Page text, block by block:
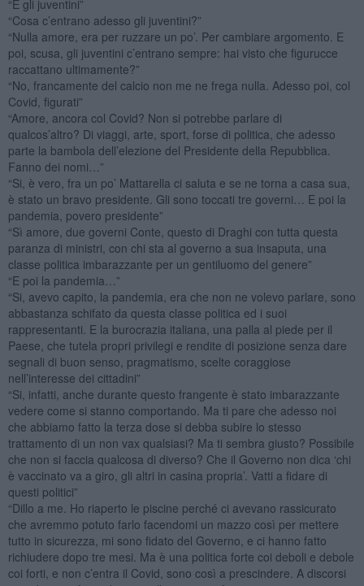
“E gli juventini”
“Cosa c’entrano adesso gli juventini?”
“Nulla amore, era per ruzzare un po’. Per cambiare argomento. E
poi, scusa, gli juventini c’entrano sempre: hai visto che figurucce
raccattano ultimamente?”
“No, francamente del calcio non me ne frega nulla. Adesso poi, col
Covid, figurati”
“Amore, ancora col Covid? Non si potrebbe parlare di
qualcos’altro? Di viaggi, arte, sport, forse di politica, che adesso
parte la bambola dell’elezione del Presidente della Repubblica.
Fanno dei nomi…”
“Si, è vero, fra un po’ Mattarella ci saluta e se ne torna a casa sua,
è stato un bravo presidente. Gli sono toccati tre governi… E poi la
pandemia, povero presidente”
“Sì amore, due governi Conte, questo di Draghi con tutta questa
paranza di ministri, con chi sta al governo a sua insaputa, una
classe politica imbarazzante per un gentiluomo del genere”
“E poi la pandemia…”
“Si, avevo capito, la pandemia, era che non ne volevo parlare, sono
abbastanza schifato da questa classe politica ed i suoi
rappresentanti. E la burocrazia italiana, una palla al piede per il
Paese, che tutela propri privilegi e rendite di posizione senza dare
segnali di buon senso, pragmatismo, scelte coraggiose
nell’interesse dei cittadini”
“Si, infatti, anche durante questo frangente è stato imbarazzante
vedere come si stanno comportando. Ma ti pare che adesso noi
che abbiamo fatto la terza dose si debba subire lo stesso
trattamento di un non vax qualsiasi? Ma ti sembra giusto? Possibile
che non si faccia qualcosa di diverso? Che il Governo non dica ‘chi
è vaccinato va a giro, gli altri in casina propria’. Vatti a fidare di
questi politici”
“Dillo a me. Ho riaperto le piscine perché ci avevano rassicurato
che avremmo potuto farlo facendomi un mazzo così per mettere
tutto in sicurezza, mi sono fidato del Governo, e ci hanno fatto
richiudere dopo tre mesi. Ma è una politica forte coi deboli e debole
coi forti, e non c’entra il Covid, sono così a prescindere. A discorsi